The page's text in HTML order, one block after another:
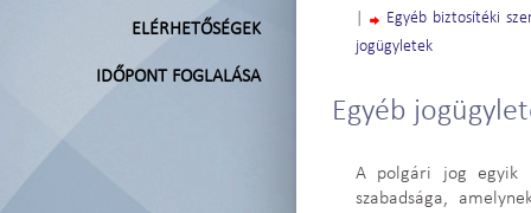
ELÉRHETŐSÉGEK
IDŐPONT FOGLALÁSA
Egyéb biztosítéki
jogügyletek
Egyéb
A polgári jog egyik
szabadsága,